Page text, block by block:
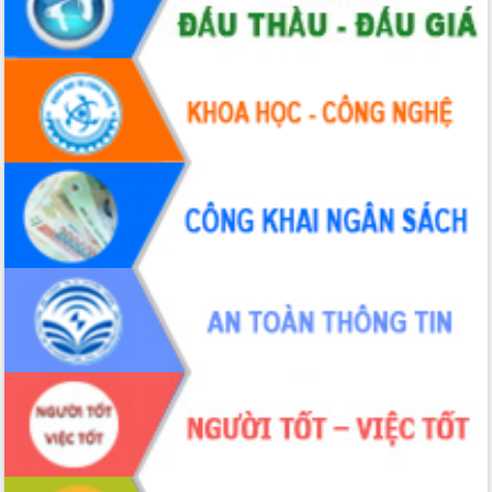
Tháo gỡ những vướng mắc, đẩy mạnh
công tác cải cách thủ tục hành chính
tại Trung tâm Phục vụ hành chính
công tỉnh
Đắk Lắk: Tôn vinh 46 giải pháp tại Hội
thi Sáng tạo Kỹ thuật 2024 - 2025
Đắk Lắk rà soát, điều chỉnh Đề án 190
về phát triển nuôi trồng thủy sản
Phó Chủ tịch UBND tỉnh Đắk Lắk
Trương Công Thái kiểm tra thực địa
Dự án cao tốc Khánh Hòa - Buôn Ma
Định vị cà phê Việt Nam như một “di
sản sống” trong dòng chảy toàn cầu
Xây dựng nông thôn mới: Nâng cao đời
sống người dân từ những mô hình thiết
thực
Quyết liệt tháo gỡ vướng mắc, đẩy
nhanh tiến độ các dự án trọng điểm
trong Khu kinh tế Nam Phú Yên